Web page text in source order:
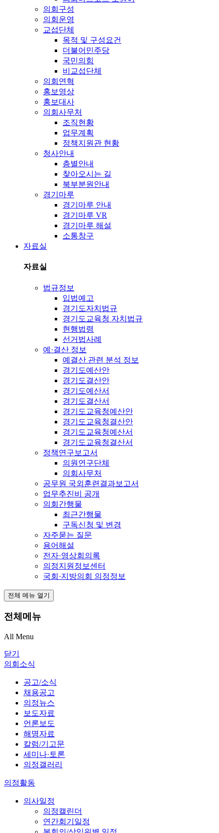
의회구성
의회운영
교섭단체
목적 및 구성요건
더불어민주당
국민의힘
비교섭단체
의회연혁
홍보영상
홍보대사
의회사무처
조직현황
업무계획
정책지원관 현황
청사안내
층별안내
찾아오시는 길
북부분원안내
경기마루
경기마루 안내
경기마루 VR
경기마루 해설
소통창구
자료실
자료실
법규정보
입법예고
경기도자치법규
경기도교육청 자치법규
현행법령
선거법사례
예·결산 정보
예결산 관련 분석 정보
경기도예산안
경기도결산안
경기도예산서
경기도결산서
경기도교육청예산안
경기도교육청결산안
경기도교육청예산서
경기도교육청결산서
정책연구보고서
의원연구단체
의회사무처
공무원 국외훈련결과보고서
업무추진비 공개
의회간행물
최근간행물
구독신청 및 변경
자주묻는 질문
용어해설
전자·영상회의록
의정지원정보센터
국회·지방의회 의정정보
전체 메뉴 열기
전체메뉴
All Menu
닫기
의회소식
공고/소식
채용공고
의정뉴스
보도자료
언론보도
해명자료
칼럼/기고문
세미나·토론
의정갤러리
의정활동
의사일정
의정캘린더
연간회기일정